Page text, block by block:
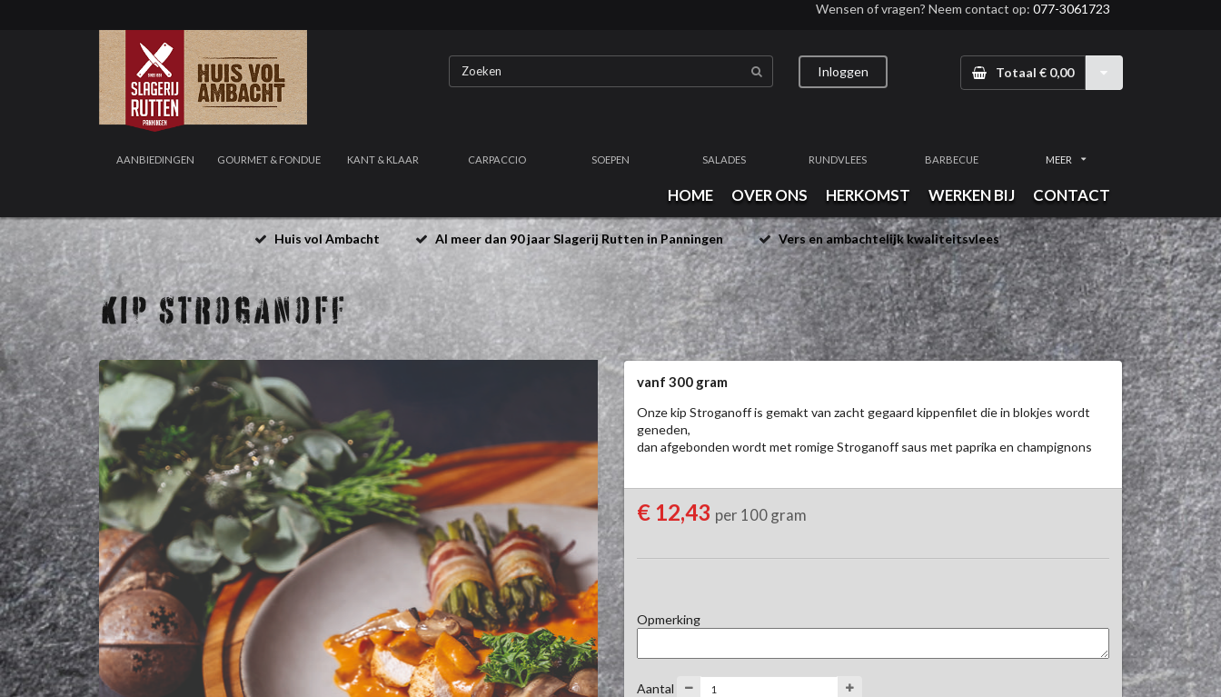
Wensen of vragen? Neem contact op: 077-3061723
Inloggen Totaal € 0,00
AANBIEDINGEN GOURMET & FONDUE KANT & KLAAR CARPACCIO SOEPEN SALADES RUNDVLEES BARBECUE MEER
HOME OVER ONS HERKOMST WERKEN BIJ CONTACT
Huis vol Ambacht Al meer dan 90 jaar Slagerij Rutten in Panningen Vers en ambachtelijk kwaliteitsvlees
KIP STROGANOFF
vanf 300 gram
Onze kip Stroganoff is gemakt van zacht gegaard kippenfilet die in blokjes wordt
geneden,
dan afgebonden wordt met romige Stroganoff saus met paprika en champignons
€ 12,43 per 100 gram
Opmerking
Aantal